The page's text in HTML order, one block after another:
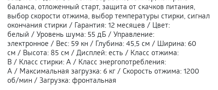
баланса, отложенный старт, защита от скачков питания,
выбор скорости отжима, выбор температуры стирки, сигнал
окончания стирки / Гарантия: 12 месяцев / Цвет:
белый / Уровень шума: 55 дБ / Управление:
электронное / Вес: 59 кн / Глубина: 45,5 см / Ширина: 60
см / Высота: 85 см / Дисплей: есть / Класс отжима:
В / Класс стирки: А / Класс энергопотребления:
A / Максимальная загрузка: 6 кг / Скорость отжима: 1200
об/мин / Загрузка: фронтальная